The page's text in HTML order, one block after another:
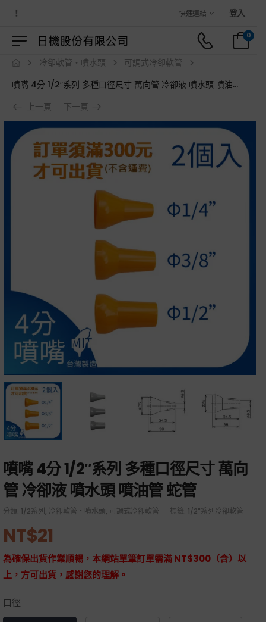
！ 快速連結 登入
0
冷卻軟管・噴水頭
可調式冷卻軟管
噴嘴 4分 1/2″系列 多種口徑尺寸 萬向管 冷卻液 噴水頭 噴油管 蛇管
上一頁
下一頁
噴嘴 4分 1/2″系列 多種口徑尺寸 萬向
管 冷卻液 噴水頭 噴油管 蛇管
分類: 1/2系列 , 冷卻軟管・噴水頭, 可調式冷卻軟管 標籤: 1/2"系列冷卻軟管
NT$21
為確保出貨作業順暢，本網站單筆訂單需滿 NT$300（含）以
上，方可出貨，感謝您的理解。
口徑